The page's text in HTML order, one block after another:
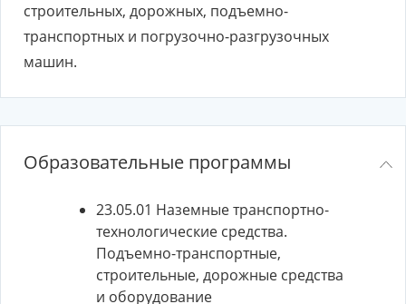
строительных, дорожных, подъемно-
транспортных и погрузочно-разгрузочных
машин.
Образовательные программы
23.05.01 Наземные транспортно-
технологические средства.
Подъемно-транспортные,
строительные, дорожные средства
и оборудование